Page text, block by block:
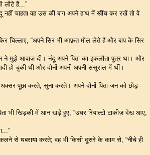
लौटे हैं...”
नहीं चाहता वह उस की बाग अपने हाथ में खींच कर रखें तो वे
चिल्लाए, “अपने सिर भी आफ़त मोल लेते हैं और बाप के सिर
ने मुझे आवाज़ दी। नंदू अपने पिता का इकलौता पुत्र था। और
हो चुकी थी और दोनों अपनी-अपनी ससुराल में थीं।
पूछा करते, सुना करते। अपने दोनों पिता-जन को छोड़
भी खिड़की में आन खड़े हुए, “उधर रियाल्टो टाकीज़ देख आए,
से घबराया करते; वह भी किसी दूसरे के काम से, “नीचे ही